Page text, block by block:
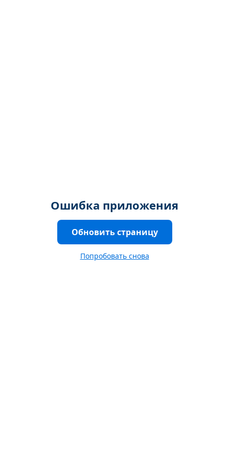
Ошибка приложения
Обновить страницу
Попробовать снова